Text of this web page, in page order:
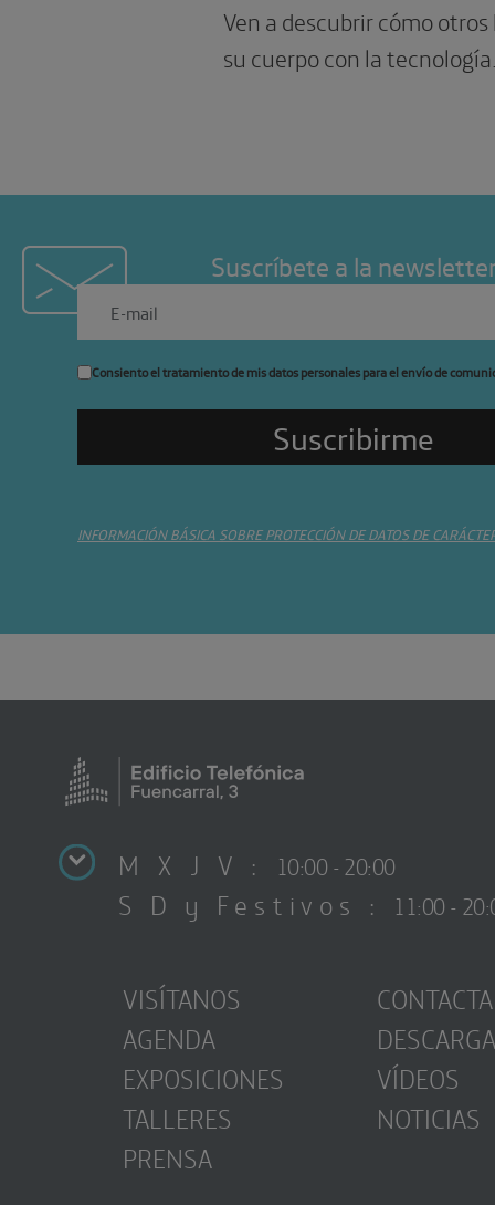
Ven a descubrir cómo
su cuerpo con la
Suscríbete a la
Consiento el tratamiento de mis datos personales para el envío de
INFORMACIÓN BÁSICA SOBRE PROTECCIÓN DE DATOS DE
M X J V : 10:00 - 20:00
S D y Festivos : 11:00 -
VISÍTANOS
AGENDA
EXPOSICIONES
TALLERES
PRENSA
CONTACTA
VÍDEOS
NOTICIAS